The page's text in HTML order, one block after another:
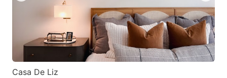
Casa De Liz